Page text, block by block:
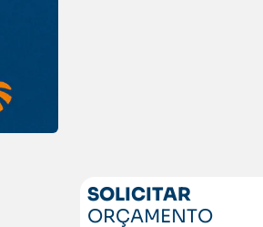
SOLICITAR
ORÇAMENTO